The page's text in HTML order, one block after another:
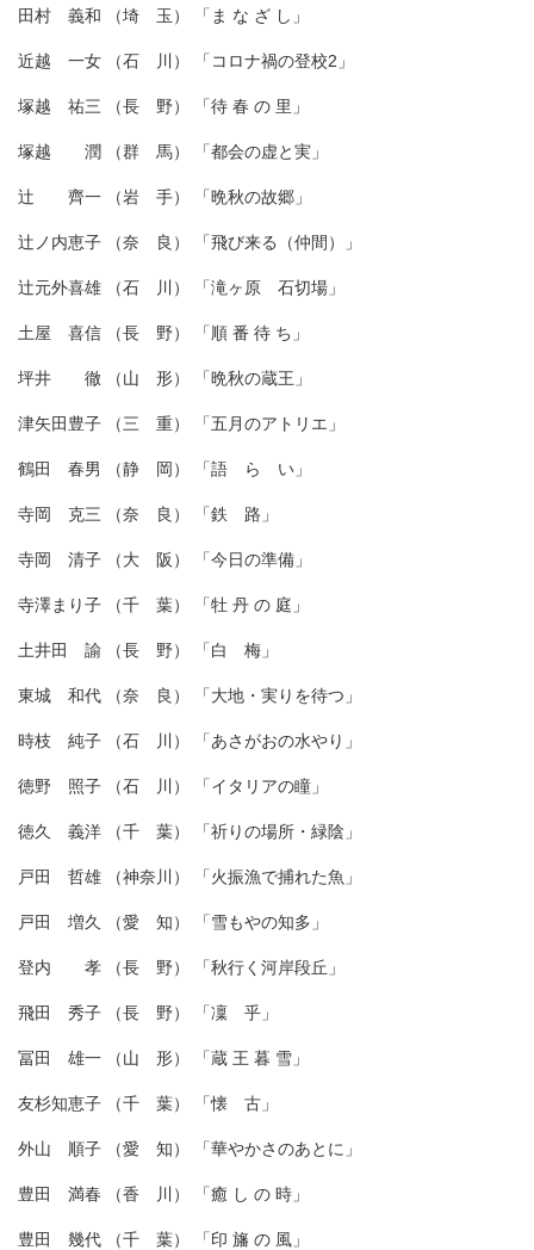
田村 義和 （埼 玉） 「ま な ざ し」
近越 一女 （石 川） 「コロナ禍の登校2」
塚越 祐三 （長 野） 「待 春 の 里」
塚越 潤 （群 馬） 「都会の虚と実」
辻 齊一 （岩 手） 「晩秋の故郷」
辻ノ内恵子 （奈 良） 「飛び来る（仲間）」
辻元外喜雄 （石 川） 「滝ヶ原 石切場」
土屋 喜信 （長 野） 「順 番 待 ち」
坪井 徹 （山 形） 「晩秋の蔵王」
津矢田豊子 （三 重） 「五月のアトリエ」
鶴田 春男 （静 岡） 「語 ら い」
寺岡 克三 （奈 良） 「鉄 路」
寺岡 清子 （大 阪） 「今日の準備」
寺澤まり子 （千 葉） 「牡 丹 の 庭」
土井田 諭 （長 野） 「白 梅」
東城 和代 （奈 良） 「大地・実りを待つ」
時枝 純子 （石 川） 「あさがおの水やり」
徳野 照子 （石 川） 「イタリアの瞳」
徳久 義洋 （千 葉） 「祈りの場所・緑陰」
戸田 哲雄 （神奈川） 「火振漁で捕れた魚」
戸田 増久 （愛 知） 「雪もやの知多」
登内 孝 （長 野） 「秋行く河岸段丘」
飛田 秀子 （長 野） 「凜 乎」
冨田 雄一 （山 形） 「蔵 王 暮 雪」
友杉知恵子 （千 葉） 「懐 古」
外山 順子 （愛 知） 「華やかさのあとに」
豊田 満春 （香 川） 「癒 し の 時」
豊田 幾代 （千 葉） 「印 旛 の 風」